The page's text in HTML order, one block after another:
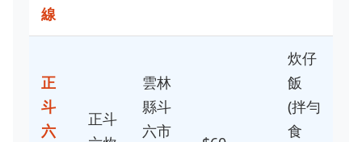
線
正
斗
六
正斗
雲林
縣斗
六市
炊仔
飯
(拌勻
食